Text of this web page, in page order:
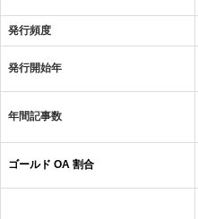
発行頻度
発行開始年
年間記事数
ゴールド OA 割合